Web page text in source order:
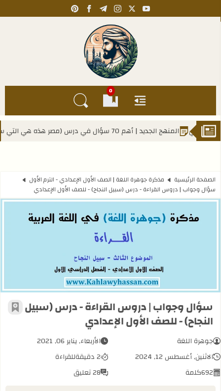
youtube
x
instagram
telegram
facebook
pinterest
Kahlawy Hassan
القائمة
0
العلامات المرجعيةالبحث في المدونة
في درس (مصر هذه هي التي ستبقى) - للصف الأول الإعدادي
الصفحة الرئيسية
مذكرة جوهرة اللغة | الصف الأول الإعدادي - الترم الأول
سؤال وجواب | دروس القراءة - درس (سبيل النجاح) - للصف الأول الإعدادي
سؤال وجواب | دروس القراءة - درس (سبيل
النجاح) - للصف الأول الإعدادي أضف
جوهرة اللغة
الأربعاء, يناير 06, 2021
الاثنين, أغسطس 12, 2024
2 دقيقة
للقراءة
692كلمة
28 تعليق